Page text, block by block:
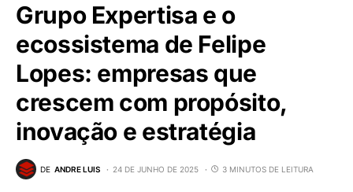
Grupo Expertisa e o
ecossistema de Felipe
Lopes: empresas que
crescem com propósito,
inovação e estratégia
DE ANDRE LUIS 24 DE JUNHO DE 2025 3 MINUTOS DE LEITURA